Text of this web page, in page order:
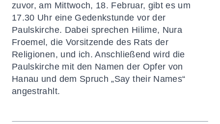
zuvor, am Mittwoch, 18. Februar, gibt es um
17.30 Uhr eine Gedenkstunde vor der
Paulskirche. Dabei sprechen Hilime, Nura
Froemel, die Vorsitzende des Rats der
Religionen, und ich. Anschließend wird die
Paulskirche mit den Namen der Opfer von
Hanau und dem Spruch „Say their Names“
angestrahlt.